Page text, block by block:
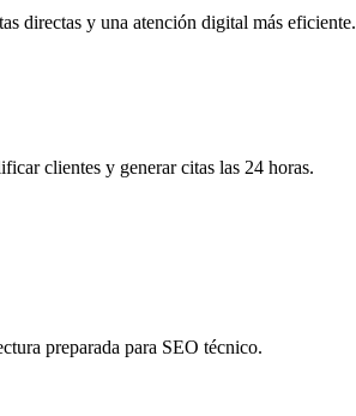
directas y una atención digital más eficiente.
clientes y generar citas las 24 horas.
preparada para SEO técnico.